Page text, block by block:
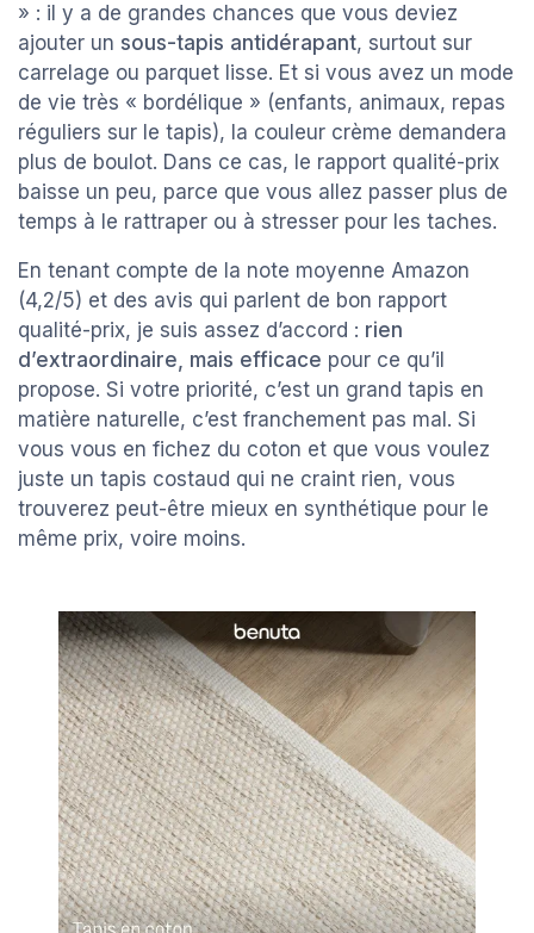
» : il y a de grandes chances que vous deviez
ajouter un sous-tapis antidérapant, surtout sur
carrelage ou parquet lisse. Et si vous avez un mode
de vie très « bordélique » (enfants, animaux, repas
réguliers sur le tapis), la couleur crème demandera
plus de boulot. Dans ce cas, le rapport qualité-prix
baisse un peu, parce que vous allez passer plus de
temps à le rattraper ou à stresser pour les taches.
En tenant compte de la note moyenne Amazon
(4,2/5) et des avis qui parlent de bon rapport
qualité-prix, je suis assez d’accord : rien
d’extraordinaire, mais efficace pour ce qu’il
propose. Si votre priorité, c’est un grand tapis en
matière naturelle, c’est franchement pas mal. Si
vous vous en fichez du coton et que vous voulez
juste un tapis costaud qui ne craint rien, vous
trouverez peut-être mieux en synthétique pour le
même prix, voire moins.